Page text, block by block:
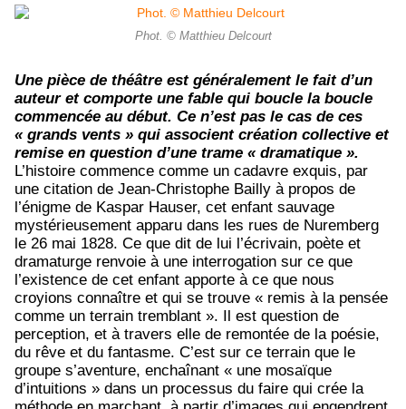
Phot. © Matthieu Delcourt
Une pièce de théâtre est généralement le fait d’un
auteur et comporte une fable qui boucle la boucle
commencée au début. Ce n’est pas le cas de ces
« grands vents » qui associent création collective et
remise en question d’une trame « dramatique ».
L’histoire commence comme un cadavre exquis, par
une citation de Jean-Christophe Bailly à propos de
l’énigme de Kaspar Hauser, cet enfant sauvage
mystérieusement apparu dans les rues de Nuremberg
le 26 mai 1828. Ce que dit de lui l’écrivain, poète et
dramaturge renvoie à une interrogation sur ce que
l’existence de cet enfant apporte à ce que nous
croyions connaître et qui se trouve « remis à la pensée
comme un terrain tremblant ». Il est question de
perception, et à travers elle de remontée de la poésie,
du rêve et du fantasme. C’est sur ce terrain que le
groupe s’aventure, enchaînant « une mosaïque
d’intuitions » dans un processus du faire qui crée la